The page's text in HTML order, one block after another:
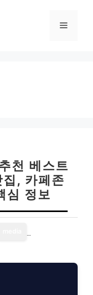
메
천 베스트
집, 카페존
심 정보